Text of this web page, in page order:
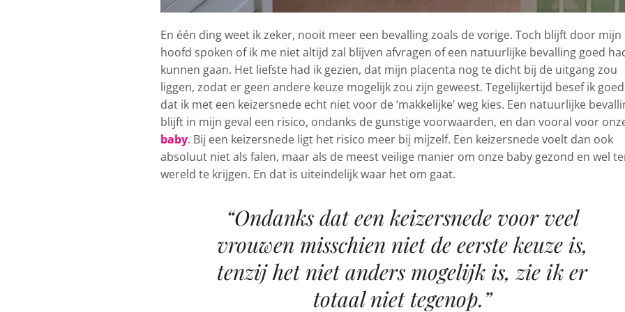
En één ding weet ik zeker, nooit meer een bevalling zoals de vorige. Toch blijft door mijn
hoofd spoken of ik me niet altijd zal blijven afvragen of een natuurlijke bevalling goed
kunnen gaan. Het liefste had ik gezien, dat mijn placenta nog te dicht bij de uitgang zou
liggen, zodat er geen andere keuze mogelijk zou zijn geweest. Tegelijkertijd besef ik
dat ik met een keizersnede echt niet voor de ‘makkelijke’ weg kies. Een natuurlijke
blijft in mijn geval een risico, ondanks de gunstige voorwaarden, en dan vooral voor
baby. Bij een keizersnede ligt het risico meer bij mijzelf. Een keizersnede voelt dan ook
absoluut niet als falen, maar als de meest veilige manier om onze baby gezond en wel
wereld te krijgen. En dat is uiteindelijk waar het om gaat.
“Ondanks dat een keizersnede voor veel
vrouwen misschien niet de eerste keuze is,
tenzij het niet anders mogelijk is, zie ik er
totaal niet tegenop.”